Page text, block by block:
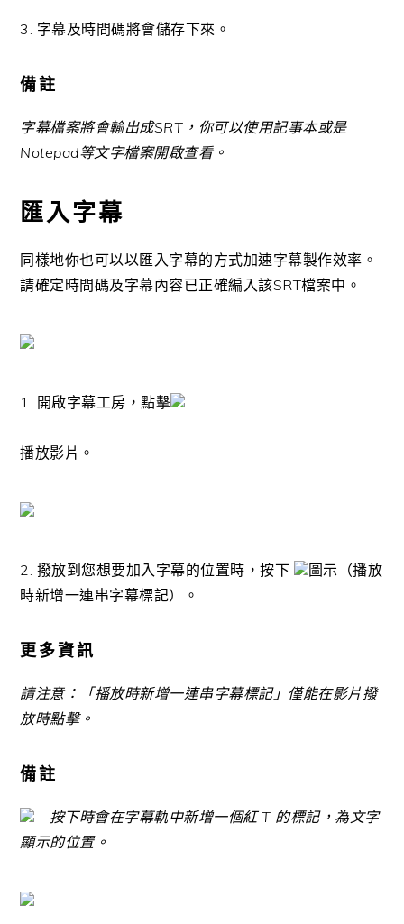
3. 字幕及時間碼將會儲存下來。
備註
字幕檔案將會輸出成SRT，你可以使用記事本或是
Notepad等文字檔案開啟查看。
匯入字幕
同樣地你也可以以匯入字幕的方式加速字幕製作效率。
請確定時間碼及字幕內容已正確編入該SRT檔案中。
1. 開啟字幕工房，點擊
播放影片。
2. 撥放到您想要加入字幕的位置時，按下
圖示（播放
時新增一連串字幕標記）。
更多資訊
請注意：「播放時新增一連串字幕標記」僅能在影片撥
放時點擊。
備註
按下時會在字幕軌中新增一個紅 T 的標記，為文字
顯示的位置。